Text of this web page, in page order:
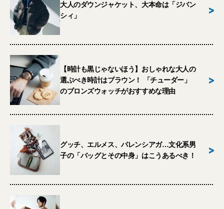
大人のダウンジャケット、大本命は「ジバン
シィ」
>
【時計も黒じゃないほう】おしゃれな大人の
選ぶべき時計はブラウン！ 「チューダー」
のブロンズウォッチがおすすめな理由
>
グッチ、エルメス、バレンシアガ…文化系男
子の「バッグとその中身」はこうあるべき！
>